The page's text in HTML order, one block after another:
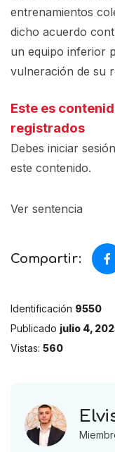
entrenamientos
dicho acuerdo
un equipo inferior
vulneración de su
Este es
registrados
Debes iniciar
este contenido.
Ver sentencia
Compartir:
Identificación 9550
Publicado julio 4,
Vistas: 560